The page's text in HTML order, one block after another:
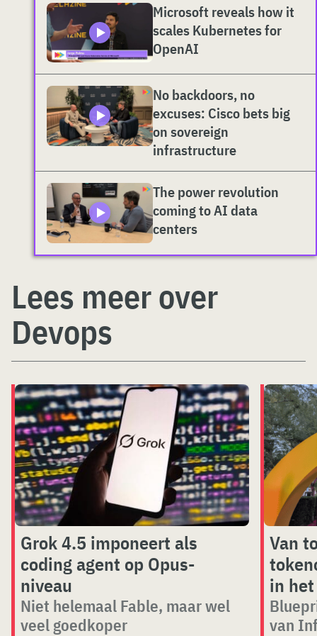
Microsoft reveals how it
scales Kubernetes for
OpenAI
No backdoors, no
excuses: Cisco bets big
on sovereign
infrastructure
The power revolution
coming to AI data
centers
Lees meer over
Devops
Grok 4.5 imponeert als
coding agent op Opus-
niveau
Niet helemaal Fable, maar wel
veel goedkoper
Van
in
van